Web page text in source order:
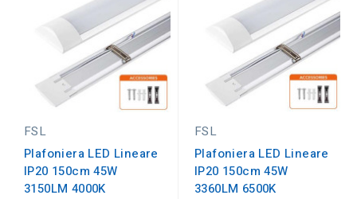
FSL
Plafoniera LED Lineare
IP20 150cm 45W
3150LM 4000K
FSL
Plafoniera LED Lineare
IP20 150cm 45W
3360LM 6500K